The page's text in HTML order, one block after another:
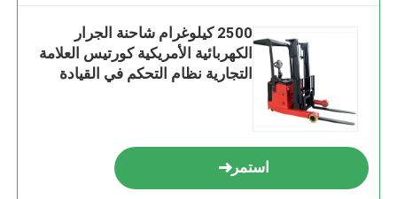
2500 كيلوغرام شاحنة الجرار
الكهربائية الأمريكية كورتيس العلامة
التجارية نظام التحكم في القيادة
استمر